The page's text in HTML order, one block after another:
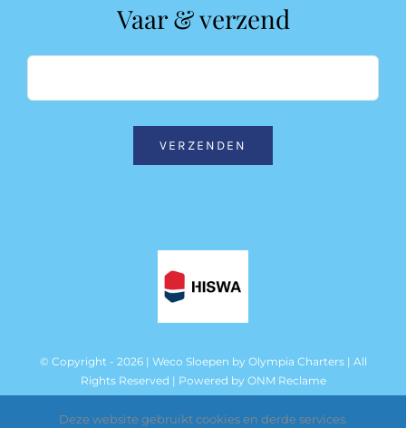
Vaar & verzend
VERZENDEN
© Copyright - 2026 | Weco Sloepen by Olympia Charters| All
Rights Reserved | Powered by ONM Reclame
Deze website gebruikt cookies en derde services.